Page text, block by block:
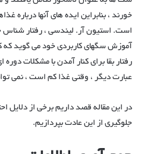
خورند ، بنابراین ایده های آنها درباره
است. استیون آر. لیندسی ، رفتار شناس
آموزش سگهای کاربردی خود می گوید
رفتار بقا برای کنار آمدن با مشکلات
عبارت دیگر ، وقتی غذا کم است ، نمی
در این مقاله قصد داریم برخی از دلایل
جلوگیری از این عادت بپردازیم.